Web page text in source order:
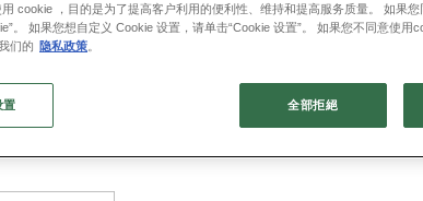
因数补偿电路。 三垦电气的LED驱动器，无需专用
cookie ，目的是为了提高客户利用的便利性、维持和提高服务质量。 如果
。 如果您想自定义 Cookie 设置，请单击“Cookie 设置”。 如果您不同意使用
们的 隐私政策
全部拒絕
置